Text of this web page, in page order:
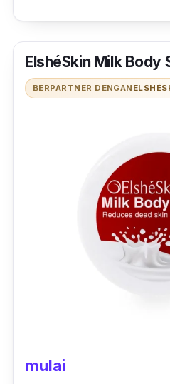
ElshéSkin Milk Body
BERPARTNER DENGAN
mulai